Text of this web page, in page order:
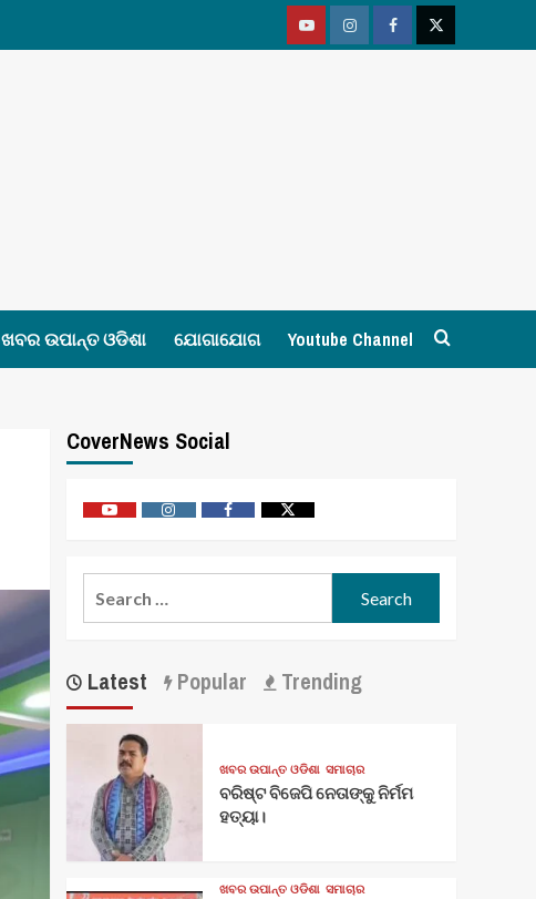
YoutubeVimeoFacebookTwitter
ଖବର ଉପାନ୍ତ ଓଡିଶା ଯୋଗାଯୋଗ Youtube Channel
CoverNews Social
YoutubeVimeo FacebookTwitter
Latest Popular Trending
ଖବର ଉପାନ୍ତ ଓଡିଶା ସମାଚାର
ବରିଷ୍ଟ ବିଜେପି ନେତାଙ୍କୁ ନିର୍ମମ
ହତ୍ୟା।
ଖବର ଉପାନ୍ତ ଓଡିଶା ସମାଚାର